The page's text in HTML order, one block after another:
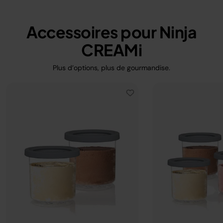
Accessoires pour Ninja
CREAMi
Plus d’options, plus de gourmandise.